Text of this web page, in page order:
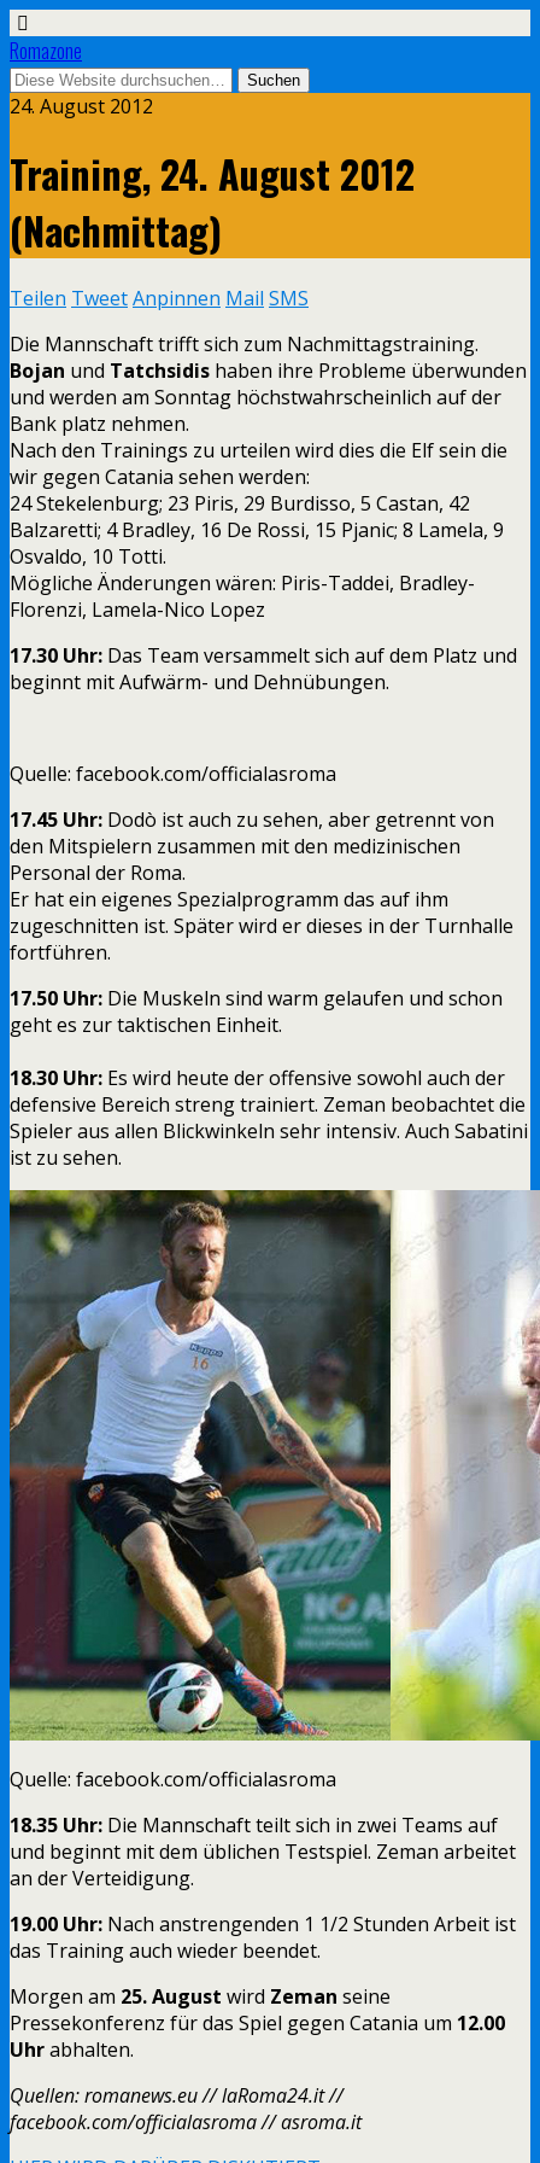
Romazone
24. August 2012
Training, 24. August 2012
(Nachmittag)
Teilen TweetAnpinnen Mail SMS
Die Mannschaft trifft sich zum Nachmittagstraining.
Bojan und Tatchsidis haben ihre Probleme überwunden
und werden am Sonntag höchstwahrscheinlich auf der
Bank platz nehmen.
Nach den Trainings zu urteilen wird dies die Elf sein die
wir gegen Catania sehen werden:
24 Stekelenburg; 23 Piris, 29 Burdisso, 5 Castan, 42
Balzaretti; 4 Bradley, 16 De Rossi, 15 Pjanic; 8 Lamela, 9
Osvaldo, 10 Totti.
Mögliche Änderungen wären: Piris-Taddei, Bradley-
Florenzi, Lamela-Nico Lopez
17.30 Uhr: Das Team versammelt sich auf dem Platz und
beginnt mit Aufwärm- und Dehnübungen.
Quelle: facebook.com/officialasroma
17.45 Uhr: Dodò ist auch zu sehen, aber getrennt von
den Mitspielern zusammen mit den medizinischen
Personal der Roma.
Er hat ein eigenes Spezialprogramm das auf ihm
zugeschnitten ist. Später wird er dieses in der Turnhalle
fortführen.
17.50 Uhr: Die Muskeln sind warm gelaufen und schon
geht es zur taktischen Einheit.
18.30 Uhr: Es wird heute der offensive sowohl auch der
defensive Bereich streng trainiert. Zeman beobachtet die
Spieler aus allen Blickwinkeln sehr intensiv. Auch Sabatini
ist zu sehen.
Quelle: facebook.com/officialasroma
18.35 Uhr: Die Mannschaft teilt sich in zwei Teams auf
und beginnt mit dem üblichen Testspiel. Zeman arbeitet
an der Verteidigung.
19.00 Uhr: Nach anstrengenden 1 1/2 Stunden Arbeit ist
das Training auch wieder beendet.
Morgen am 25. August wird Zeman seine
Pressekonferenz für das Spiel gegen Catania um 12.00
Uhrabhalten.
Quellen: romanews.eu // laRoma24.it //
facebook.com/officialasroma // asroma.it